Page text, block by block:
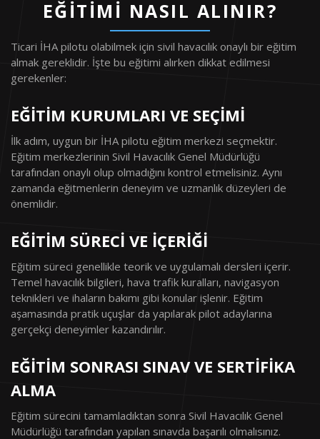
EĞITIMI NASIL ALINIR?
Ticari İHA pilotu olabilmek için sivil havacılık onaylı bir eğitim
almak gereklidir. İşte bu eğitimi alırken dikkat edilmesi
gerekenler:
EĞITIM KURUMLARI VE SEÇIMI
İlk adım, uygun bir İHA pilotu eğitim merkezi seçmektir.
Eğitim merkezlerinin Sivil Havacılık Genel Müdürlüğü
tarafından onaylı olup olmadığını kontrol etmelisiniz. Aynı
zamanda eğitmenlerin deneyim ve uzmanlık düzeyleri de
önemlidir.
EĞITIM SÜRECI VE İÇERIĞI
Eğitim süreci genellikle teorik ve uygulamalı dersleri içerir.
Temel havacılık bilgileri, hava trafik kuralları, navigasyon
teknikleri ve ihaların bakımı gibi konular işlenir. Eğitim
aşamasında pratik uçuşlar da yapılarak pilot adaylarına
gerçekçi deneyimler kazandırılır.
EĞITIM SONRASI SINAV VE SERTIFIKA
ALMA
Eğitim sürecini tamamladıktan sonra Sivil Havacılık Genel
Müdürlüğü tarafından yapılan sınavda başarılı olmalısınız.